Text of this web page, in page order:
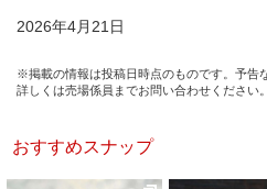
2026年4月21日
※掲載の情報は投稿日時点のものです。予告
詳しくは売場係員までお問い合わせください。
おすすめスナップ